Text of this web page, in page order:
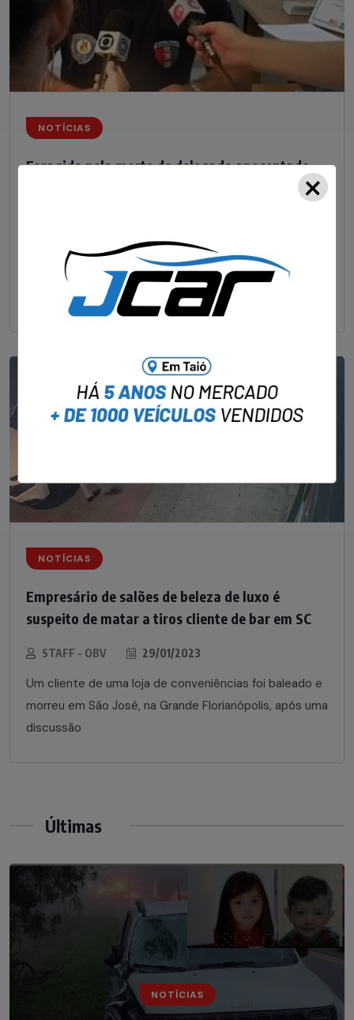
NOTÍCIAS
Foragido pela morte de delegado aposentado
em bar morre em confronto com a polícia em SC
Um dos dois foragidos investigados pelo latrocínio de
um delegado aposentado em um bar de Criciúma, no
Sul catarinense, foi
NOTÍCIAS
Empresário de salões de beleza de luxo é
suspeito de matar a tiros cliente de bar em SC
STAFF - OBV 29/01/2023
Um cliente de uma loja de conveniências foi baleado e
morreu em São José, na Grande Florianópolis, após uma
discussão
Últimas
NOTÍCIAS
×